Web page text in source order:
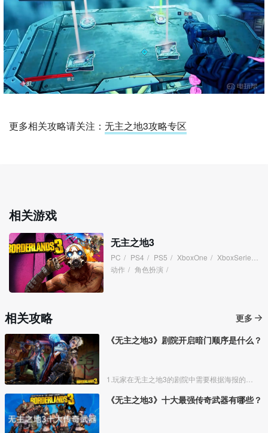
更多相关攻略请关注： 无主之地3攻略专区
相关游戏
无主之地3
PC / PS4 / PS5 / XboxOne / XboxSeries
动作 / 角色扮演 /
相关攻略
更多
《无主之地3》剧院开启暗门顺序是什么？
1.玩家在无主之地3的剧院中需要根据海报的提示，开启暗门，可以看到戴护目镜的是提丰，背后是无主之地的λ标志，背景是黄色的。
《无主之地3》十大最强传奇武器有哪些？